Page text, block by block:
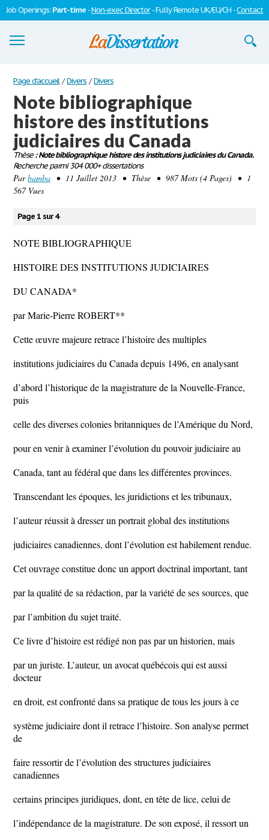
Job Openings:Part-time -Non-exec Director- Fully Remote UK/EU/CH -Contact
Dissertations
S'inscrire
Se connecter
Contactez-nous
Page d'accueil / Divers / Divers
Note bibliographique
histore des institutions
judiciaires du Canada
Thèse: Note bibliographique histore des institutions judiciaires du Canada.
Recherche parmi 304 000+ dissertations
Parbamba • 11 Juillet 2013 • Thèse • 987 Mots (4 Pages) • 1
567 Vues
Page 1 sur 4
NOTE BIBLIOGRAPHIQUE
HISTOIRE DES INSTITUTIONS JUDICIAIRES
DU CANADA*
par Marie-Pierre ROBERT**
Cette œuvre majeure retrace l’histoire des multiples
institutions judiciaires du Canada depuis 1496, en analysant
d’abord l’historique de la magistrature de la Nouvelle-France,
puis
celle des diverses colonies britanniques de l’Amérique du Nord,
pour en venir à examiner l’évolution du pouvoir judiciaire au
Canada, tant au fédéral que dans les différentes provinces.
Transcendant les époques, les juridictions et les tribunaux,
l’auteur réussit à dresser un portrait global des institutions
judiciaires canadiennes, dont l’évolution est habilement rendue.
Cet ouvrage constitue donc un apport doctrinal important, tant
par la qualité de sa rédaction, par la variété de ses sources, que
par l’ambition du sujet traité.
Ce livre d’histoire est rédigé non pas par un historien, mais
par un juriste. L’auteur, un avocat québécois qui est aussi
docteur
en droit, est confronté dans sa pratique de tous les jours à ce
système judiciaire dont il retrace l’histoire. Son analyse permet
de
faire ressortir de l’évolution des structures judiciaires
canadiennes
certains principes juridiques, dont, en tête de lice, celui de
l’indépendance de la magistrature. De son exposé, il ressort un